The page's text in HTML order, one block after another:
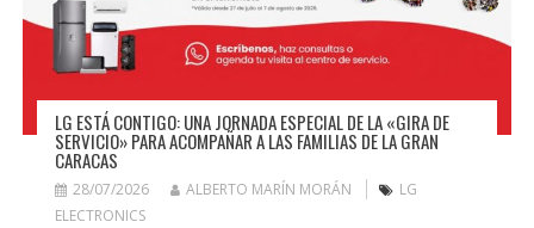
LG ESTÁ CONTIGO: UNA JORNADA ESPECIAL DE LA «GIRA DE
SERVICIO» PARA ACOMPAÑAR A LAS FAMILIAS DE LA GRAN
CARACAS
28/07/2026 ALBERTO MARÍN MORÁN
LG
ELECTRONICS